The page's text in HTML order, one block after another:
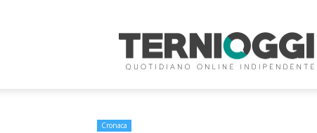
Oggi
Cronaca